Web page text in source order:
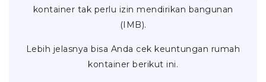
kontainer tak perlu izin mendirikan bangunan
(IMB).
Lebih jelasnya bisa Anda cek keuntungan rumah
kontainer berikut ini.